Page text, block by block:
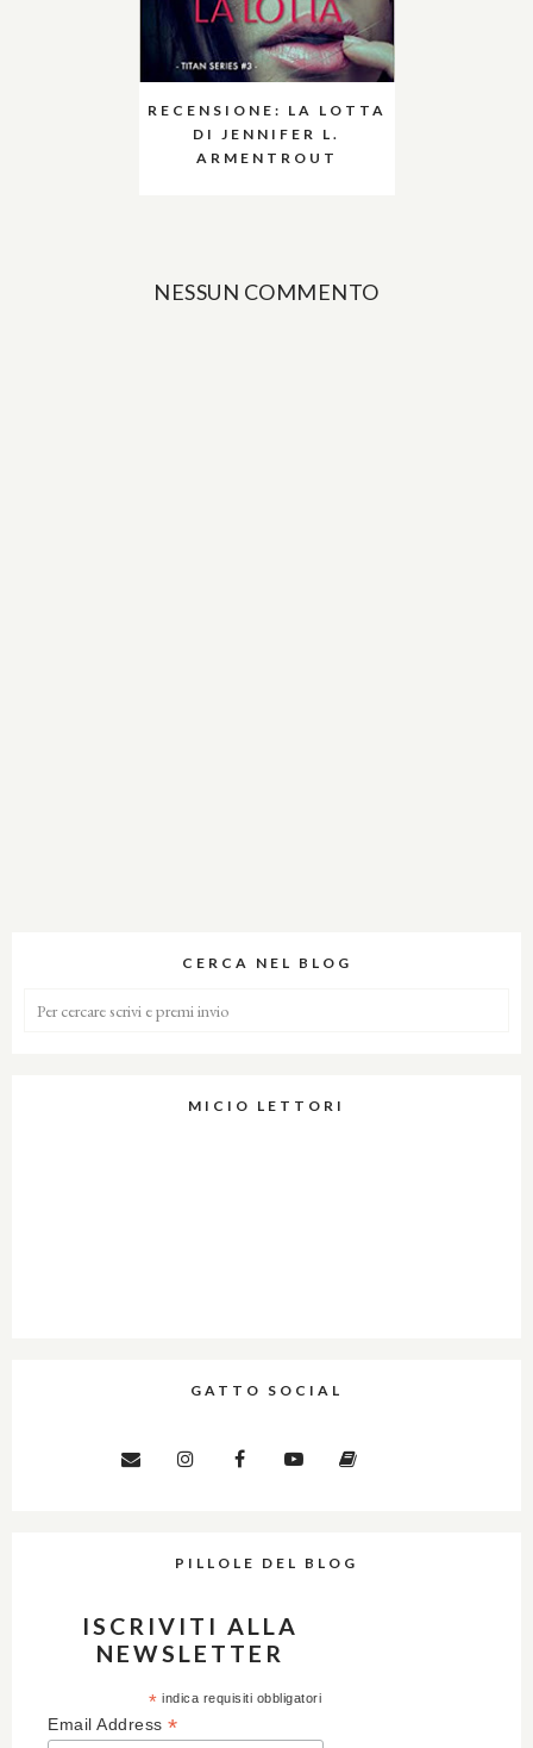
RECENSIONE: LA LOTTA
DI JENNIFER L.
ARMENTROUT
NESSUN COMMENTO
CERCA NEL BLOG
MICIO LETTORI
GATTO SOCIAL
PILLOLE DEL BLOG
ISCRIVITI ALLA
NEWSLETTER
* indica requisiti obbligatori
Email Address *